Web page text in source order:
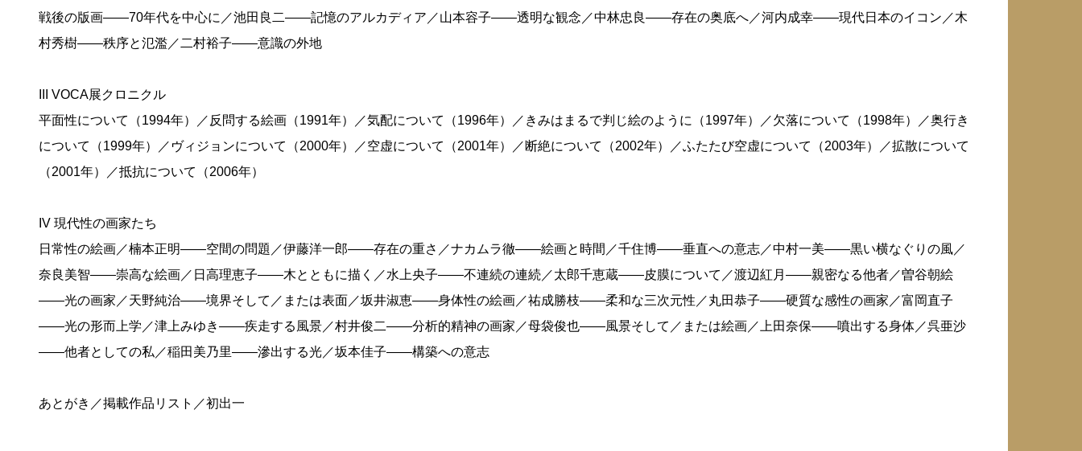
戦後の版画——70年代を中心に／池田良二——記憶のアルカディア／山本容子——透明な観念／中林忠良——存在の奥底へ／河内成幸——現代日本のイコン／木
村秀樹——秩序と氾濫／二村裕子——意識の外地
III VOCA展クロニクル
平面性について（1994年）／反問する絵画（1991年）／気配について（1996年）／きみはまるで判じ絵のように（1997年）／欠落について（1998年）／奥行き
について（1999年）／ヴィジョンについて（2000年）／空虚について（2001年）／断絶について（2002年）／ふたたび空虚について（2003年）／拡散について
（2001年）／抵抗について（2006年）
IV 現代性の画家たち
日常性の絵画／楠本正明——空間の問題／伊藤洋一郎——存在の重さ／ナカムラ徹——絵画と時間／千住博——垂直への意志／中村一美——黒い横なぐりの風／
奈良美智——崇高な絵画／日高理恵子——木とともに描く／水上央子——不連続の連続／太郎千恵蔵——皮膜について／渡辺紅月——親密なる他者／曽谷朝絵
——光の画家／天野純治——境界そして／または表面／坂井淑恵——身体性の絵画／祐成勝枝——柔和な三次元性／丸田恭子——硬質な感性の画家／富岡直子
——光の形而上学／津上みゆき——疾走する風景／村井俊二——分析的精神の画家／母袋俊也——風景そして／または絵画／上田奈保——噴出する身体／呉亜沙
——他者としての私／稲田美乃里——滲出する光／坂本佳子——構築への意志
あとがき／掲載作品リスト／初出一